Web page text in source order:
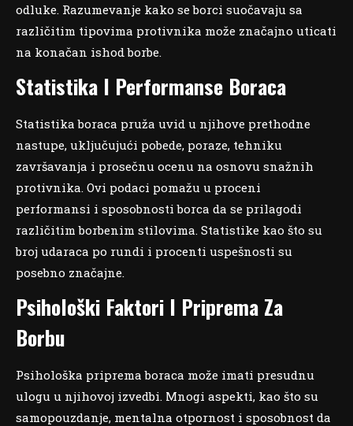
odluke. Razumevanje kako se borci suočavaju sa
različitim tipovima protivnika može značajno uticati
na konačan ishod borbe.
Statistika I Performanse Boraca
Statistika boraca pruža uvid u njihove prethodne
nastupe, uključujući pobede, poraze, tehniku
završavanja i prosečnu ocenu na osnovu snažnih
protivnika. Ovi podaci pomažu u proceni
performansi i sposobnosti borca da se prilagodi
različitim borbenim stilovima. Statistike kao što su
broj udaraca po rundi i procenti uspešnosti su
posebno značajne.
Psihološki Faktori I Priprema Za
Borbu
Psihološka priprema boraca može imati presudnu
ulogu u njihovoj izvedbi. Mnogi aspekti, kao što su
samopouzdanje, mentalna otpornost i sposobnost da